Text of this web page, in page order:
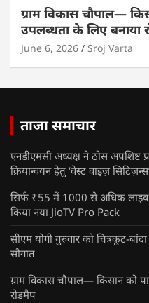
ग्राम विकास चौपाल—
उपलब्धता के लिए बनाया
June 6, 2026 Sroj Varta
ताजा समाचार
एनडीएमसी अध्यक्ष ने ठोस अपशिष्ट
क्रियान्वयन हेतु ‘वेस्ट वाइज़
सिर्फ ₹55 में 1000 से अधिक लाइव
किया नया JioTV Pro Pack
सीएम योगी गुरुवार को चित्रकूट-
सौगात
ग्राम विकास चौपाल— किसान को
रोडमैप